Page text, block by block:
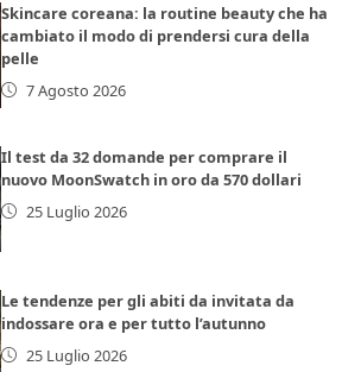
Skincare coreana: la routine beauty che ha
cambiato il modo di prendersi cura della
pelle
7 Agosto 2026
Il test da 32 domande per comprare il
nuovo MoonSwatch in oro da 570 dollari
25 Luglio 2026
Le tendenze per gli abiti da invitata da
indossare ora e per tutto l’autunno
25 Luglio 2026